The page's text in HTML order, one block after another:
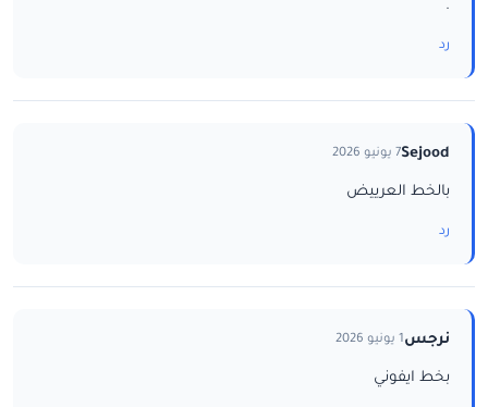
.
رد
Sejood7 يونيو 2026
بالخط العرييض
رد
نرجس1 يونيو 2026
بخط ايفوني